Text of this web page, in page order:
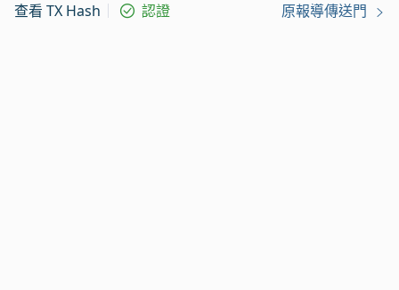
查看 TX Hash 認證 原報導傳送門